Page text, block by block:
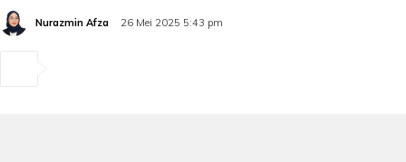
Nurazmin Afza 26 Mei 2025 5:43 pm